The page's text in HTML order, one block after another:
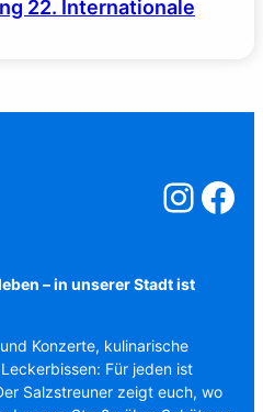
22. Internationale
Salzstreuner
– in unserer Stadt ist
Konzerte, kulinarische
Für jeden ist
Salzstreuner zeigt euch, wo